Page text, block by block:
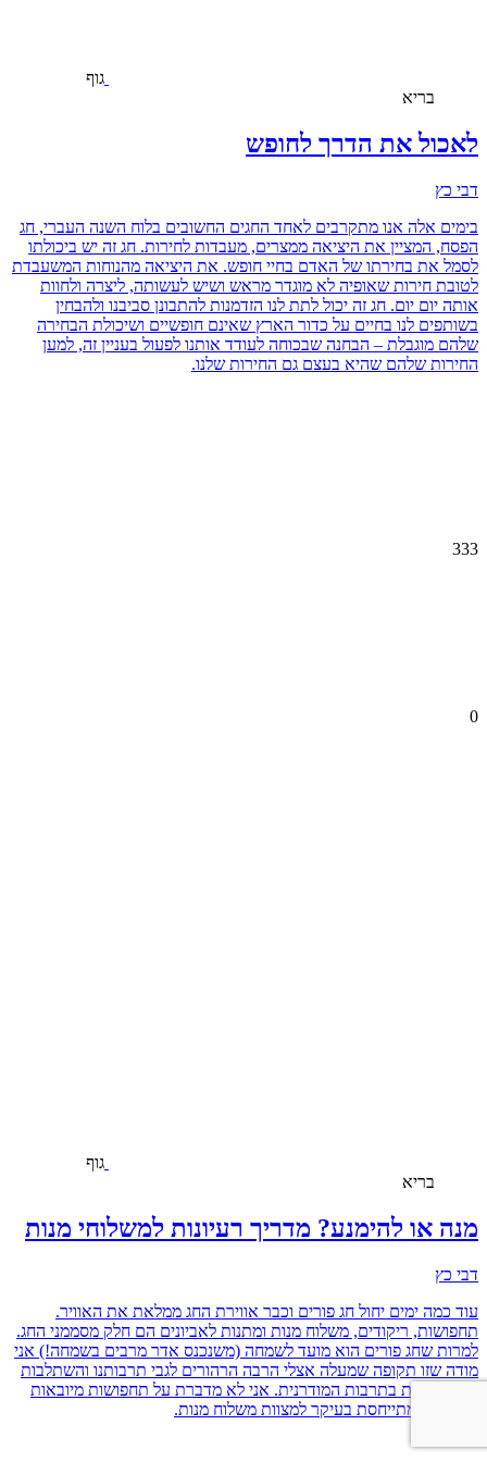
גוף
בריא
לאכול את הדרך לחופש
דבי כץ
בימים אלה אנו מתקרבים לאחד החגים החשובים בלוח השנה העברי, חג
הפסח, המציין את היציאה ממצרים, מעבדות לחירות. חג זה יש ביכולתו
לסמל את בחירתו של האדם בחיי חופש. את היציאה מהנוחות המשעבדת
לטובת חירות שאופיה לא מוגדר מראש ושיש לעשותה, ליצרה ולחוות
אותה יום יום. חג זה יכול לתת לנו הזדמנות להתבונן סביבנו ולהבחין
בשותפים לנו בחיים על כדור הארץ שאינם חופשיים ושיכולת הבחירה
שלהם מוגבלת – הבחנה שבכוחה לעודד אותנו לפעול בעניין זה, למען
החירות שלהם שהיא בעצם גם החירות שלנו.
333
0
גוף
בריא
מנה או להימנע? מדריך רעיונות למשלוחי מנות
דבי כץ
עוד כמה ימים יחול חג פורים וכבר אווירת החג ממלאת את האוויר.
תחפושות, ריקודים, משלוח מנות ומתנות לאביונים הם חלק מסממני החג.
למרות שחג פורים הוא מועד לשמחה (משנכנס אדר מרבים בשמחה!) אני
מודה שזו תקופה שמעלה אצלי הרבה הרהורים לגבי תרבותנו והשתלבות
של המסורת בתרבות המודרנית. אני לא מדברת על תחפושות מיובאות
מסין, אני מתייחסת בעיקר למצוות משלוח מנות.